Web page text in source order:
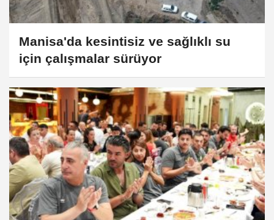
Manisa'da kesintisiz ve sağlıklı su
için çalışmalar sürüyor